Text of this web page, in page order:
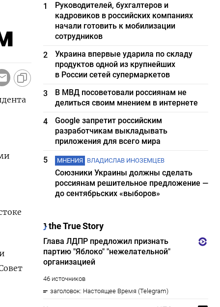
1
Руководителей, бухгалтеров и
кадровиков в российских компаниях
начали готовить к мобилизации
сотрудников
2
Украина впервые ударила по складу
продуктов одной из крупнейших
в России сетей супермаркетов
3
В МВД посоветовали россиянам не
делиться своим мнением в интернете
4
Google запретит российским
разработчикам выкладывать
приложения для всего мира
5
МНЕНИЯ ВЛАДИСЛАВ ИНОЗЕМЦЕВ
Союзники Украины должны сделать
россиянам решительное предложение —
до сентябрьских «выборов»